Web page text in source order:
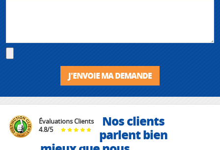
J'ENVOIE MA DEMANDE
Évaluations Clients
4.8/5
Nos clients
parlent bien